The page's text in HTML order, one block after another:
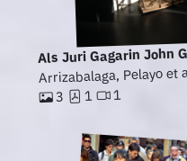
Als Juri Gagarin John
Arrizabalaga, Pelayo et
3 1 1